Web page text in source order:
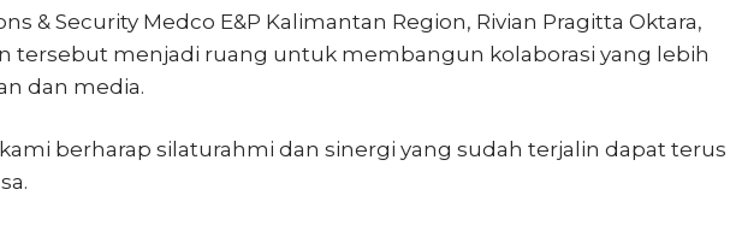
& Security Medco E&P Kalimantan Region, Rivian Pragitta Oktara,
tersebut menjadi ruang untuk membangun kolaborasi yang lebih
dan media.
berharap silaturahmi dan sinergi yang sudah terjalin dapat terus